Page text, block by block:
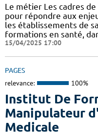
Le métier Les cadres
pour répondre aux
les établissements de
formations en santé,
15/04/2025 17:00
PAGES
relevance: 100%
Institut De
Manipulateur
Medicale